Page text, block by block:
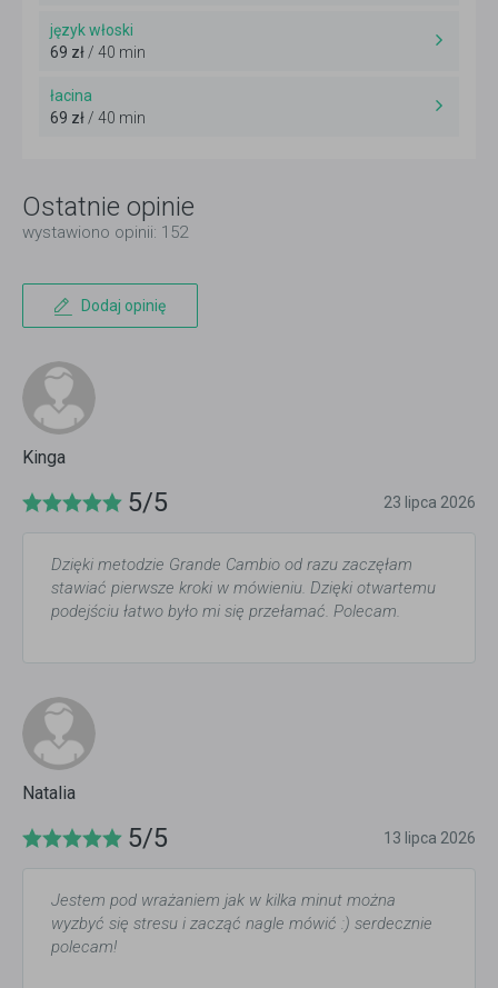
język włoski
69 zł/ 40 min
łacina
69 zł/ 40 min
Ostatnie opinie
wystawiono opinii: 152
Dodaj opinię
Kinga
5/5 23 lipca 2026
Dzięki metodzie Grande Cambio od razu zaczęłam
stawiać pierwsze kroki w mówieniu. Dzięki otwartemu
podejściu łatwo było mi się przełamać. Polecam.
Natalia
5/5 13 lipca 2026
Jestem pod wrażaniem jak w kilka minut można
wyzbyć się stresu i zacząć nagle mówić :) serdecznie
polecam!